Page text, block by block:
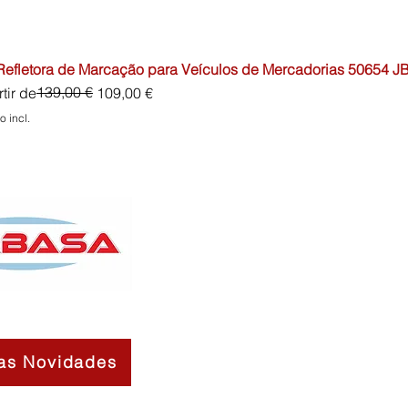
de Marcação para Veículos de Mercadorias 50654
de
normal139,00 € 109,00 €
promocional
incl.
Novidades